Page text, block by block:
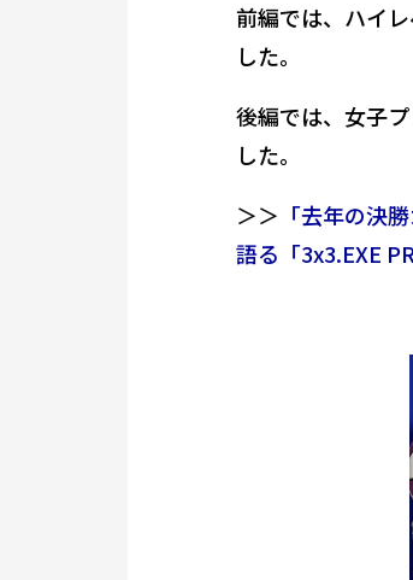
前編では、ハイ
した。
後編では、女子
した。
＞＞ 「去年の決
語る「3x3.EXE